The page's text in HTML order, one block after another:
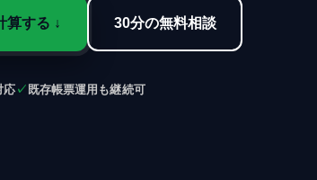
算する ↓ 30分の無料相談
応 ✓ 既存帳票運用も継続可